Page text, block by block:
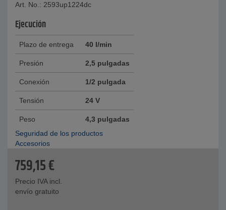
Art. No.: 2593up1224dc
Ejecución
Plazo de entrega 40 l/min
Presión 2,5 pulgadas
Conexión 1/2 pulgada
Tensión 24 V
Peso
4,3 pulgadas
Seguridad de los productos
Accesorios
759,15€
Precio IVA incl.
envío gratuito